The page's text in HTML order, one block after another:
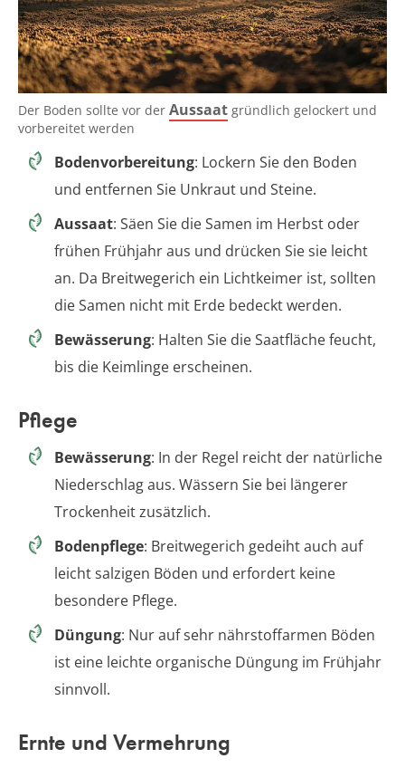
Der Boden sollte vor der Aussaat gründlich gelockert und
vorbereitet werden
Bodenvorbereitung: Lockern Sie den Boden
und entfernen Sie Unkraut und Steine.
Aussaat: Säen Sie die Samen im Herbst oder
frühen Frühjahr aus und drücken Sie sie leicht
an. Da Breitwegerich ein Lichtkeimer ist, sollten
die Samen nicht mit Erde bedeckt werden.
Bewässerung: Halten Sie die Saatfläche feucht,
bis die Keimlinge erscheinen.
Pflege
Bewässerung: In der Regel reicht der natürliche
Niederschlag aus. Wässern Sie bei längerer
Trockenheit zusätzlich.
Bodenpflege: Breitwegerich gedeiht auch auf
leicht salzigen Böden und erfordert keine
besondere Pflege.
Düngung: Nur auf sehr nährstoffarmen Böden
ist eine leichte organische Düngung im Frühjahr
sinnvoll.
Ernte und Vermehrung